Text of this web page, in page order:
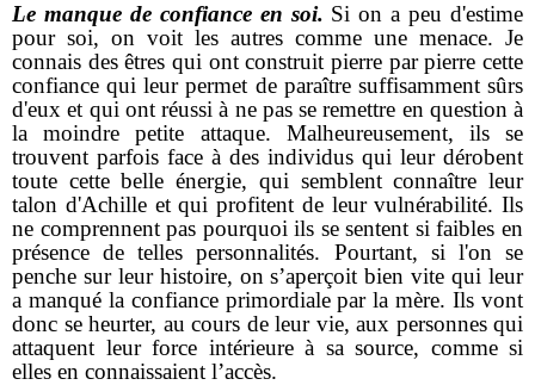
Le manque de confiance en soi. Si on a peu d'estime
pour soi, on voit les autres comme une menace. Je
connais des êtres qui ont construit pierre par pierre cette
confiance qui leur permet de paraître suffisamment sûrs
d'eux et qui ont réussi à ne pas se remettre en question à
la moindre petite attaque. Malheureusement, ils se
trouvent parfois face à des individus qui leur dérobent
toute cette belle énergie, qui semblent connaître leur
talon d'Achille et qui profitent de leur vulnérabilité. Ils
ne comprennent pas pourquoi ils se sentent si faibles en
présence de telles personnalités. Pourtant, si l'on se
penche sur leur histoire, on s’aperçoit bien vite qui leur
a manqué la confiance primordiale par la mère. Ils vont
donc se heurter, au cours de leur vie, aux personnes qui
attaquent leur force intérieure à sa source, comme si
elles en connaissaient l’accès.